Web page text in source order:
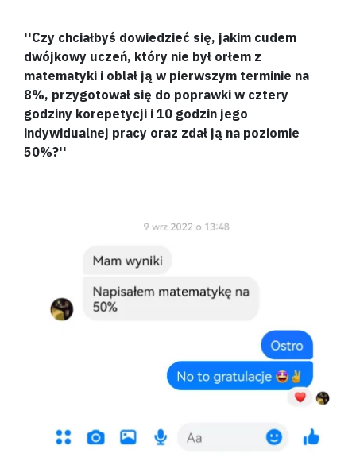
''Czy chciałbyś dowiedzieć się, jakim cudem
dwójkowy uczeń, który nie był orłem z
matematyki i oblał ją w pierwszym terminie na
8%, przygotował się do poprawki w cztery
godziny korepetycji i 10 godzin jego
indywidualnej pracy oraz zdał ją na poziomie
50%?''